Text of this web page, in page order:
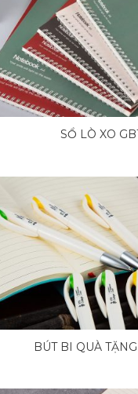
SỔ LÒ XO
BÚT BI QUÀ